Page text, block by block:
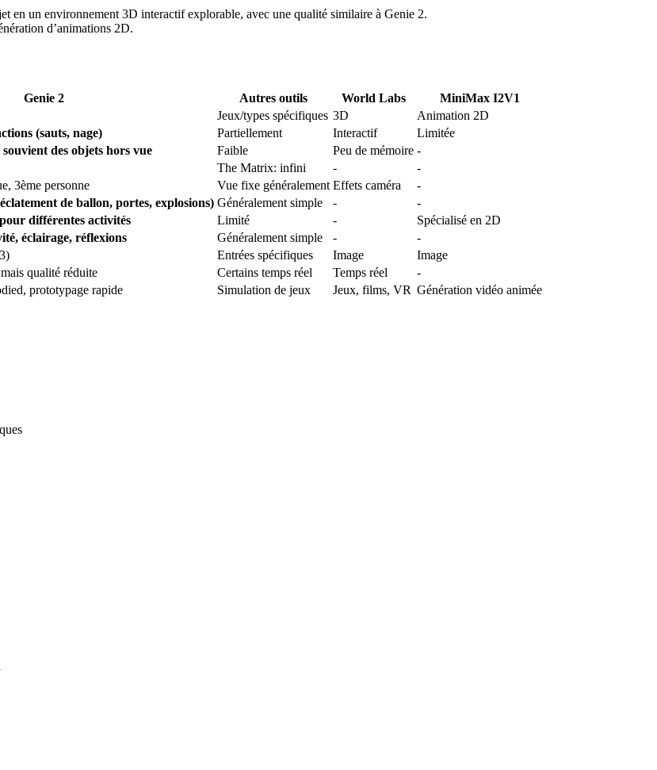
en un environnement 3D interactif explorable, avec une qualité similaire à Genie 2.
d’animations 2D.
Genie 2 Autres outils World Labs
MiniMax I2V1
Jeux/types spécifiques 3D
Animation 2D
(sauts, nage) Partiellement Interactif
Limitée
des objets hors vue Faible Peu de mémoire -
The Matrix: infini -
-
3ème personne Vue fixe généralement Effets caméra
-
de ballon, portes, explosions) Généralement simple -
-
différentes activités Limité -
Spécialisé en 2D
éclairage, réflexions Généralement simple -
-
Entrées spécifiques Image
Image
qualité réduite Certains temps réel Temps réel
-
prototypage rapide Simulation de jeux Jeux, films, VR Génération vidéo animée